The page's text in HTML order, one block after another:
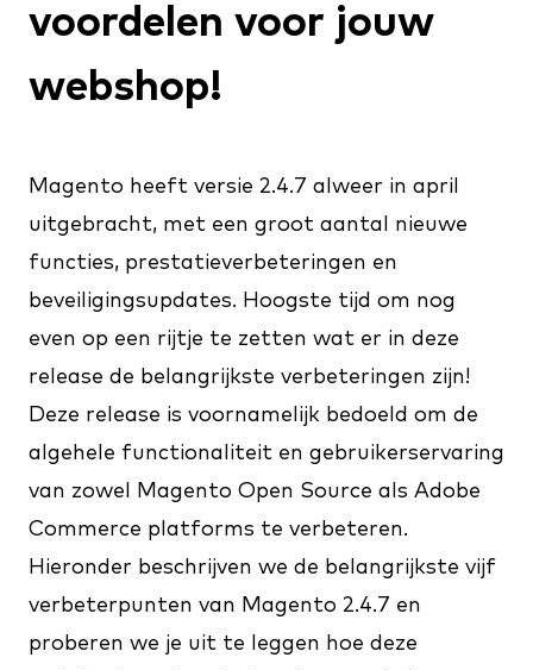
voordelen voor jouw
webshop!
Magento heeft versie 2.4.7 alweer in april
uitgebracht, met een groot aantal nieuwe
functies, prestatieverbeteringen en
beveiligingsupdates. Hoogste tijd om nog
even op een rijtje te zetten wat er in deze
release de belangrijkste verbeteringen zijn!
Deze release is voornamelijk bedoeld om de
algehele functionaliteit en gebruikerservaring
van zowel Magento Open Source als Adobe
Commerce platforms te verbeteren.
Hieronder beschrijven we de belangrijkste vijf
verbeterpunten van Magento 2.4.7 en
proberen we je uit te leggen hoe deze